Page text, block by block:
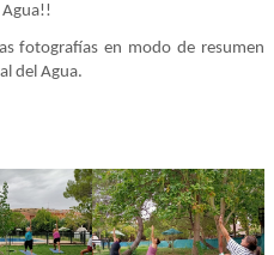
Agua!!
fotografías en modo de resumen
del Agua.